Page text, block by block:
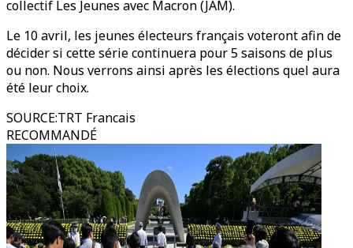
collectif Les Jeunes avec Macron (JAM).
Le 10 avril, les jeunes électeurs français voteront afin de
décider si cette série continuera pour 5 saisons de plus
ou non. Nous verrons ainsi après les élections quel aura
été leur choix.
SOURCE:TRT Francais
RECOMMANDÉ